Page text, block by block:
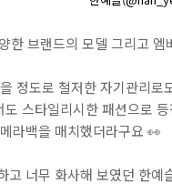
한 브랜드의 모델 그리고
정도로 철저한 자기관리
스타일리시한 패션으로
라백을 매치했더라구요 👀
고 너무 화사해 보였던 한